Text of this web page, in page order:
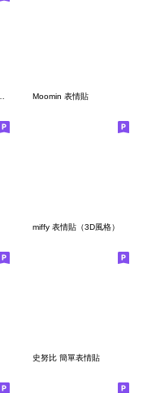
Moomin 表情貼
miffy 表情貼（3D風格）
史努比 簡單表情貼